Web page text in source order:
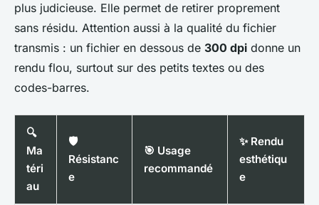
plus judicieuse. Elle permet de retirer proprement
sans résidu. Attention aussi à la qualité du fichier
transmis : un fichier en dessous de 300 dpi donne un
rendu flou, surtout sur des petits textes ou des
codes-barres.
🔍
Ma
téri
au
🛡️
Résistanc
e
🎯 Usage
recommandé
✨ Rendu
esthétiqu
e